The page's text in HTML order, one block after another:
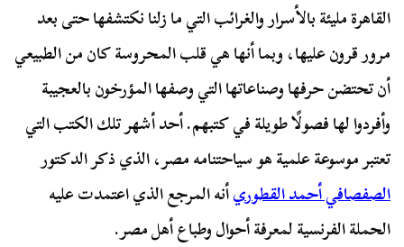
القاهرة مليئة بالأسرار والغرائب التي ما زلنا نكتشفها حتى بعد
مرور قرون عليها، وبما أنها هي قلب المحروسة كان من الطبيعي
أن تحتضن حرفها وصناعاتها التي وصفها المؤرخون بالعجيبة
وأفردوا لها فصولًا طويلة في كتبهم. أحد أشهر تلك الكتب التي
تعتبر موسوعة علمية هو سياحتنامه مصر، الذي ذكر الدكتور
الصفصافي أحمد القطوريأنه المرجع الذي اعتمدت عليه
الحملة الفرنسية لمعرفة أحوال وطباع أهل مصر.